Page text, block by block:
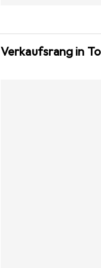
Verkaufsrang in